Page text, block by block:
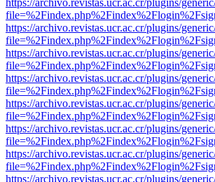
https://archivo.revistas.ucr.ac.cr/plugins/
https://archivo.revistas.ucr.ac.cr/plugins/
https://archivo.revistas.ucr.ac.cr/plugins/
https://archivo.revistas.ucr.ac.cr/plugins/
https://archivo.revistas.ucr.ac.cr/plugins/
https://archivo.revistas.ucr.ac.cr/plugins/
https://archivo.revistas.ucr.ac.cr/plugins/
https://archivo.revistas.ucr.ac.cr/plugins/